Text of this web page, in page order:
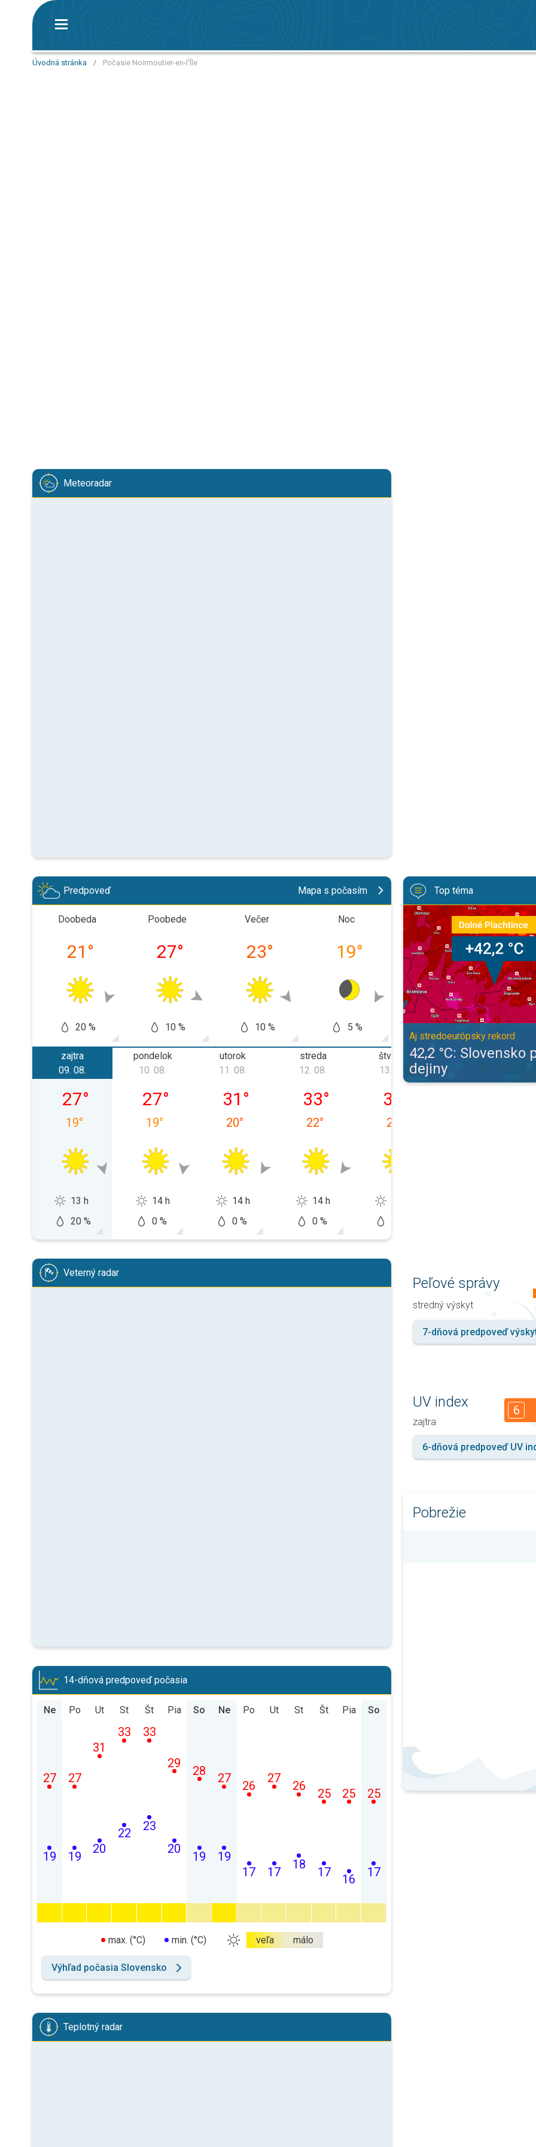
Úvodná stránka / Počasie Noirmoutier-en-l'Île
Meteoradar
Predpoveď Mapa s počasím
Doobeda
21 °
20 %
Poobede
27°
10 %
Večer
23°
10 %
Noc
19°
5 %
Doobeda
21°
0 %
27
0
zajtra
nedeľa 09. 08.
09. 08.
27°
19°
13 h
20 %
pondelok
pondelok 10. 08.
10. 08.
27°
19°
14 h
0 %
utorok
utorok 11. 08.
11. 08.
31 °
20°
14 h
0 %
streda
streda 12. 08.
12. 08.
33°
22°
14 h
0 %
štvrtok
štvrtok 13. 08.
13. 08.
33
23
piatok
Top téma
42,2 °C: Slovensko prepísalo
Aj stredoeurópsky rekord
42,2 °C: Slovensko
dejiny
Veterný radar
14-dňová predpoveď počasia
Ne
19
27
Po
19
27
Ut
20
31
St
22
33
Št
23
33
Pia
20
29
So
19
28
Ne
19
27
Po
17
26
Ut
17
27
St
18
26
Št
17
25
Pia
16
25
So
17
25
max. (°C) min. (°C) veľa málo
Výhľad počasia Slovensko
Teplotný radar
Peľové správy
stredný výskyt
7-dňová predpoveď
UV index
zajtra
6
6-dňová predpoveď UV
Pobrežie